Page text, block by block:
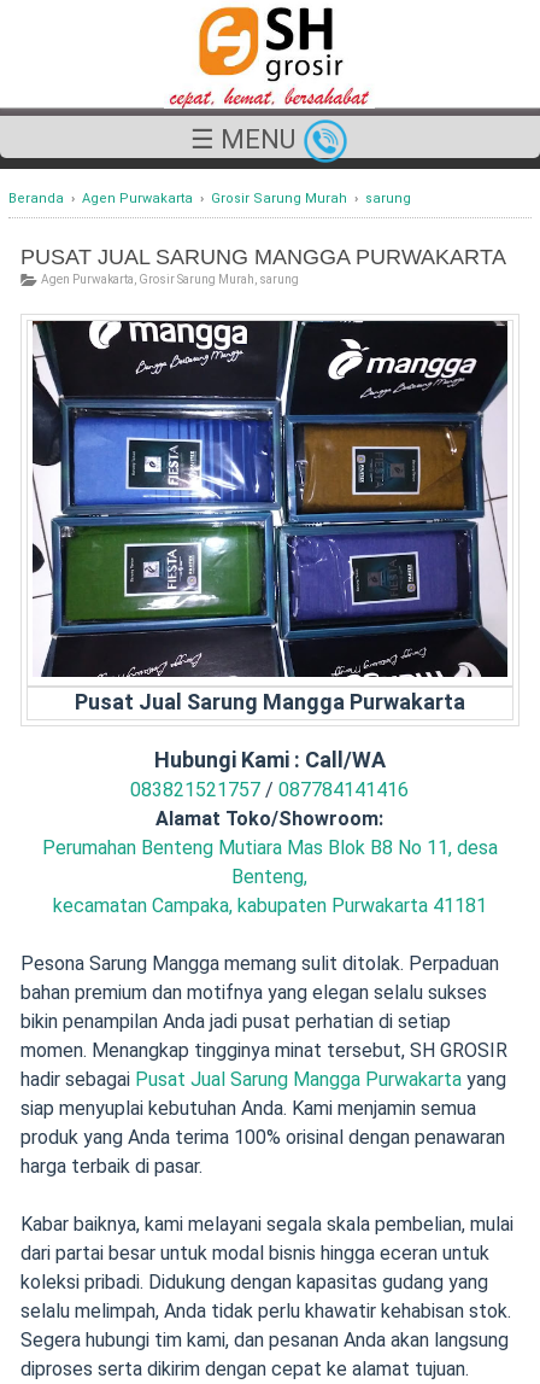
☰ MENU
Beranda › Agen Purwakarta › Grosir Sarung Murah › sarung
PUSAT JUAL SARUNG MANGGA PURWAKARTA
Agen Purwakarta Grosir Sarung Murah sarung
Pusat Jual Sarung Mangga Purwakarta
Hubungi Kami : Call/WA
083821521757 /087784141416
Alamat Toko/Showroom:
Perumahan Benteng Mutiara Mas Blok B8 No 11, desa
Benteng,
kecamatan Campaka, kabupaten Purwakarta 41181
Pesona Sarung Mangga memang sulit ditolak. Perpaduan
bahan premium dan motifnya yang elegan selalu sukses
bikin penampilan Anda jadi pusat perhatian di setiap
momen. Menangkap tingginya minat tersebut, SH GROSIR
hadir sebagai Pusat Jual Sarung Mangga Purwakartayang
siap menyuplai kebutuhan Anda. Kami menjamin semua
produk yang Anda terima 100% orisinal dengan penawaran
harga terbaik di pasar.
Kabar baiknya, kami melayani segala skala pembelian, mulai
dari partai besar untuk modal bisnis hingga eceran untuk
koleksi pribadi. Didukung dengan kapasitas gudang yang
selalu melimpah, Anda tidak perlu khawatir kehabisan stok.
Segera hubungi tim kami, dan pesanan Anda akan langsung
diproses serta dikirim dengan cepat ke alamat tujuan.